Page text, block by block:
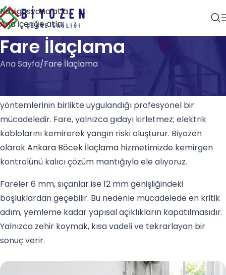
Navigasyona atla
Ana içeriğe atla
Fare İlaçlama
Ana Sayfa Fare İlaçlama
, kemirgenlere karşı güvenlikli yemleme
yöntemlerinin birlikte uygulandığı profesyonel bir
mücadeledir. Fare, yalnızca gıdayı kirletmez; elektrik
kablolarını kemirerek yangın riski oluşturur. Biyozen
olarakAnkara Böcek İlaçlama hizmetimizde kemirgen
kontrolünü kalıcı çözüm mantığıyla ele alıyoruz.
Fareler 6 mm, sıçanlar ise 12 mm genişliğindeki
boşluklardan geçebilir. Bu nedenle mücadelede en kritik
adım, yemleme kadar yapısal açıklıkların kapatılmasıdır.
Yalnızca zehir koymak, kısa vadeli ve tekrarlayan bir
sonuç verir.